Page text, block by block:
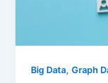
Big Data,Graph